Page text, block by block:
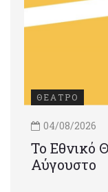
ΘΕΑΤΡΟ
04/08/2026
Το Εθνικό
Αύγουστο